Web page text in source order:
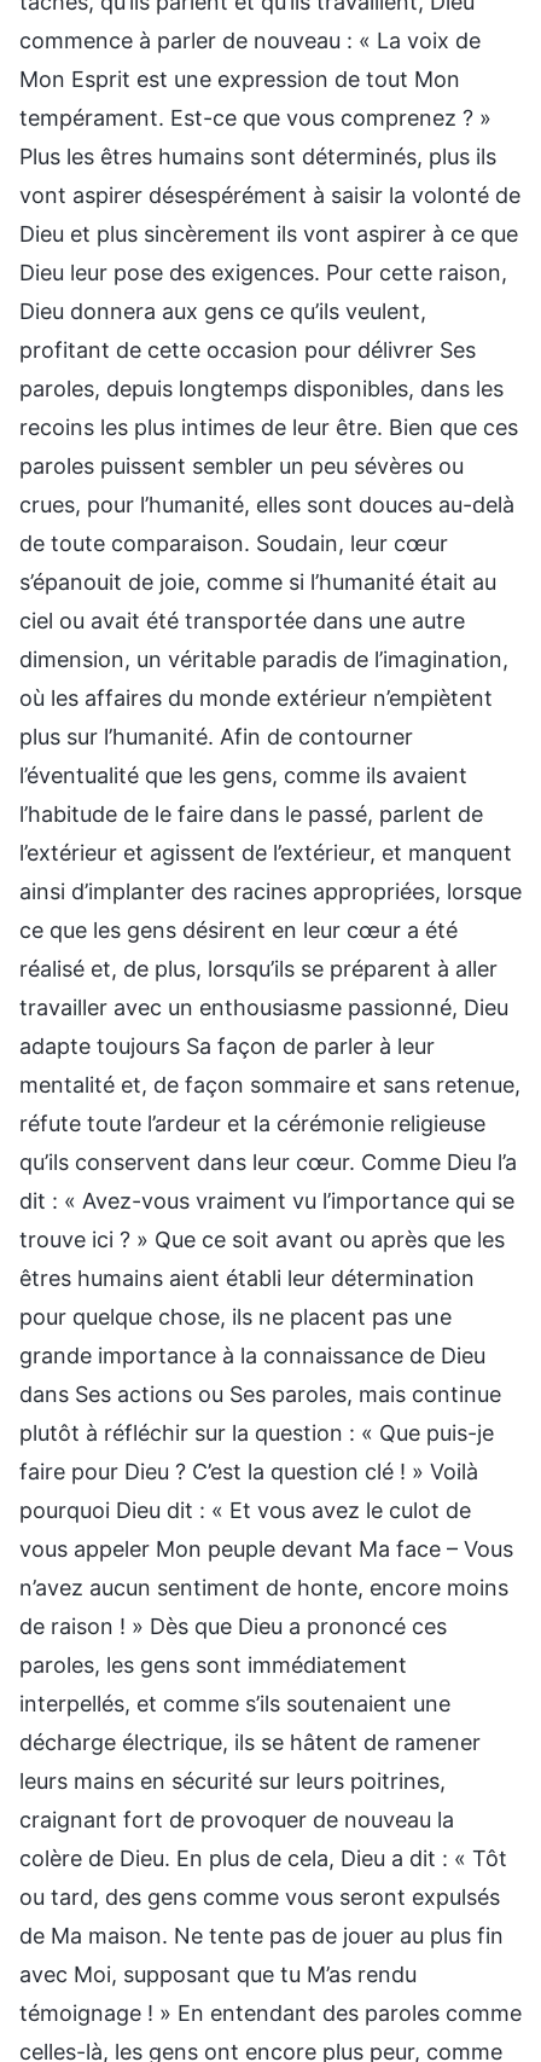
commence à parler de nouveau : « La voix de
Mon Esprit est une expression de tout Mon
tempérament. Est-ce que vous comprenez ? »
Plus les êtres humains sont déterminés, plus ils
vont aspirer désespérément à saisir la volonté de
Dieu et plus sincèrement ils vont aspirer à ce que
Dieu leur pose des exigences. Pour cette raison,
Dieu donnera aux gens ce qu’ils veulent,
profitant de cette occasion pour délivrer Ses
paroles, depuis longtemps disponibles, dans les
recoins les plus intimes de leur être. Bien que ces
paroles puissent sembler un peu sévères ou
crues, pour l’humanité, elles sont douces au-delà
de toute comparaison. Soudain, leur cœur
s’épanouit de joie, comme si l’humanité était au
ciel ou avait été transportée dans une autre
dimension, un véritable paradis de l’imagination,
où les affaires du monde extérieur n’empiètent
plus sur l’humanité. Afin de contourner
l’éventualité que les gens, comme ils avaient
l’habitude de le faire dans le passé, parlent de
l’extérieur et agissent de l’extérieur, et manquent
ainsi d’implanter des racines appropriées, lorsque
ce que les gens désirent en leur cœur a été
réalisé et, de plus, lorsqu’ils se préparent à aller
travailler avec un enthousiasme passionné, Dieu
adapte toujours Sa façon de parler à leur
mentalité et, de façon sommaire et sans retenue,
réfute toute l’ardeur et la cérémonie religieuse
qu’ils conservent dans leur cœur. Comme Dieu l’a
dit : « Avez-vous vraiment vu l’importance qui se
trouve ici ? » Que ce soit avant ou après que les
êtres humains aient établi leur détermination
pour quelque chose, ils ne placent pas une
grande importance à la connaissance de Dieu
dans Ses actions ou Ses paroles, mais continue
plutôt à réfléchir sur la question : « Que puis-je
faire pour Dieu ? C’est la question clé ! » Voilà
pourquoi Dieu dit : « Et vous avez le culot de
vous appeler Mon peuple devant Ma face – Vous
n’avez aucun sentiment de honte, encore moins
de raison ! » Dès que Dieu a prononcé ces
paroles, les gens sont immédiatement
interpellés, et comme s’ils soutenaient une
décharge électrique, ils se hâtent de ramener
leurs mains en sécurité sur leurs poitrines,
craignant fort de provoquer de nouveau la
colère de Dieu. En plus de cela, Dieu a dit : « Tôt
ou tard, des gens comme vous seront expulsés
de Ma maison. Ne tente pas de jouer au plus fin
avec Moi, supposant que tu M’as rendu
témoignage ! » En entendant des paroles comme
celles-là, les gens ont encore plus peur, comme